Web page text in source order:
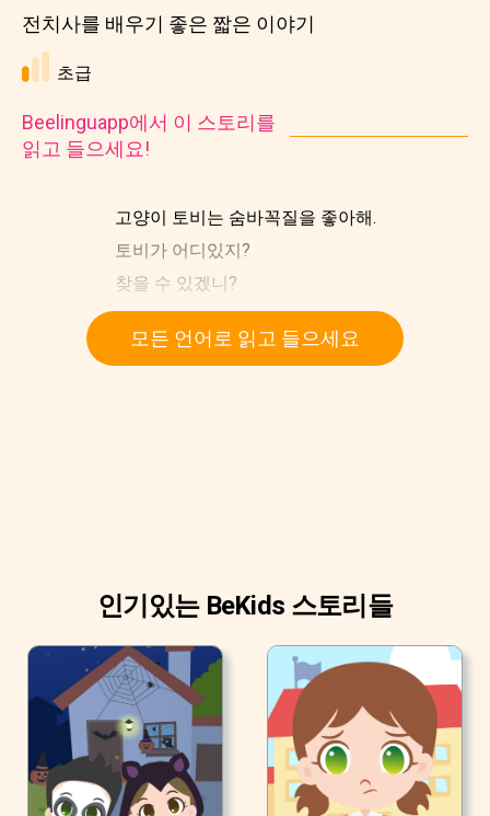
전치사를 배우기 좋은 짧은 이야기
초급
Beelinguapp에서 이 스토리를
읽고 들으세요!
고양이 토비는 숨바꼭질을 좋아해.
토비가 어디있지?
찾을 수 있겠니?
모든 언어로 읽고 들으세요
인기있는 BeKids 스토리들